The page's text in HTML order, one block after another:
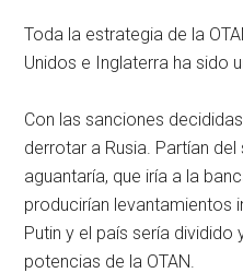
Toda la estrategia de la
Unidos e Inglaterra ha sido
Con las sanciones
derrotar a Rusia. Partían
aguantaría, que iría a la
producirían levantamientos
Putin y el país sería dividido
potencias de la OTAN.